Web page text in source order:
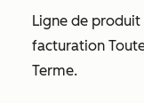
Ligne de produit
facturation
Terme.